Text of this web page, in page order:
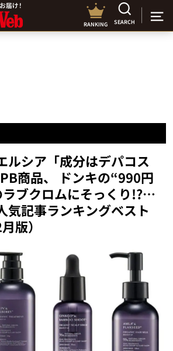
RANKING SEARCH
ルシア「成分はデパコス
商品、 ドンキの“990円
ラブクロムにそっくり!?…
気記事ランキングベスト
版）